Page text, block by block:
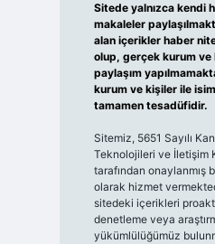
Sitede yalnızca kendi
makaleler
alan içerikler haber
olup, gerçek kurum ve
paylaşım
kurum ve kişiler ile
tamamen tesadüfidir.
Sitemiz, 5651 Sayılı
Teknolojileri ve İletişim
tarafından onaylanmış
olarak hizmet
sitedeki içerikleri
denetleme veya
yükümlülüğümüz